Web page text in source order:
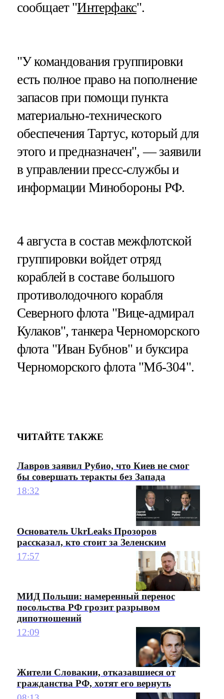
сообщает "Интерфакс".
"У командования группировки
есть полное право на пополнение
запасов при помощи пункта
материально-технического
обеспечения Тартус, который для
этого и предназначен", — заявили
в управлении пресс-службы и
информации Минобороны РФ.
4 августа в состав межфлотской
группировки войдет отряд
кораблей в составе большого
противолодочного корабля
Северного флота "Вице-адмирал
Кулаков", танкера Черноморского
флота "Иван Бубнов" и буксира
Черноморского флота "Мб-304".
ЧИТАЙТЕ ТАКЖЕ
Лавров заявил Рубио, что Киев не смог
бы совершать теракты без Запада
18:32
Основатель UkrLeaks Прозоров
рассказал, кто стоит за Зеленским
17:57
МИД Польши: намеренный перенос
посольства РФ грозит разрывом
дипотношений
12:09
Жители Словакии, отказавшиеся от
гражданства РФ, хотят его вернуть